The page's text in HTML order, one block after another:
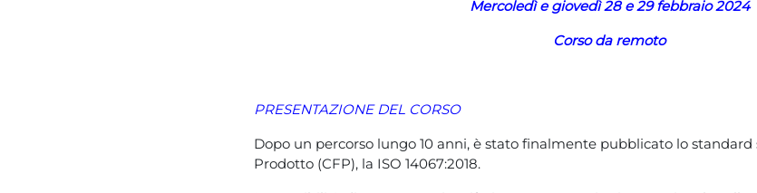
Mercoledì e giovedì 28 e 29 febbraio 2024
Corso da remoto
PRESENTAZIONE DEL CORSO
Dopo un percorso lungo 10 anni, è stato finalmente pubblicato lo
Prodotto (CFP), la ISO 14067:2018.